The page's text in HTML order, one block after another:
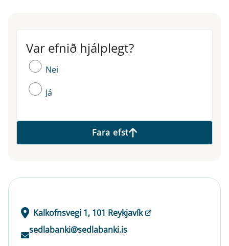
Var efnið hjálplegt?
Var efnið hjálplegt?
Nei
Já
Fara efst
Kalkofnsvegi 1, 101 Reykjavík
sedlabanki@sedlabanki.is